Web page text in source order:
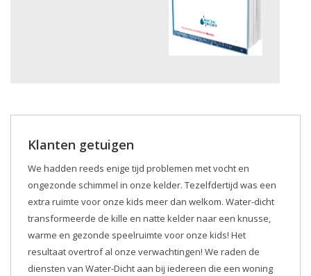
Klanten getuigen
We hadden reeds enige tijd problemen met vocht en
ongezonde schimmel in onze kelder. Tezelfdertijd was een
extra ruimte voor onze kids meer dan welkom. Water-dicht
transformeerde de kille en natte kelder naar een knusse,
warme en gezonde speelruimte voor onze kids! Het
resultaat overtrof al onze verwachtingen! We raden de
diensten van Water-Dicht aan bij iedereen die een woning